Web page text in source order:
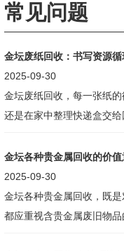
常见问题
金坛废纸回收：书写资源
2025-09-30
金坛废纸回收，每一张纸
还是在家中整理快递盒交给
金坛各种贵金属回收的价
2025-09-30
金坛各种贵金属回收，既
都应重视含贵金属废旧物品